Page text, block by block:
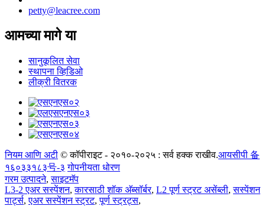
petty@leacree.com
आमच्या मागे या
सानुकूलित सेवा
स्थापना व्हिडिओ
लीक्री वितरक
नियम आणि अटी © कॉपीराइट - २०१०-२०२५ : सर्व हक्क राखीव.आयसीपी 备
१६०३३१८३号-३ गोपनीयता धोरण
गरम उत्पादने,साइटमॅप
L3-2 एअर सस्पेंशन,कारसाठी शॉक अ‍ॅब्सॉर्बर, L2 पूर्ण स्ट्रट असेंब्ली,सस्पेंशन
पार्ट्स,एअर सस्पेंशन स्ट्रट,पूर्ण स्ट्रट्स,